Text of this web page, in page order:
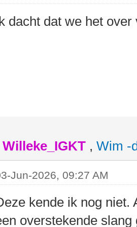
dacht dat we het
Willeke_IGKT , Wim -
Jun-2026, 09:27 AM
kende ik nog niet.
overstekende